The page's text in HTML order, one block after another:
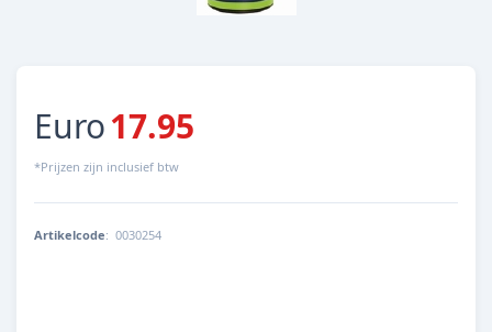
Euro17.95
*Prijzen zijn inclusief btw
Artikelcode: 0030254